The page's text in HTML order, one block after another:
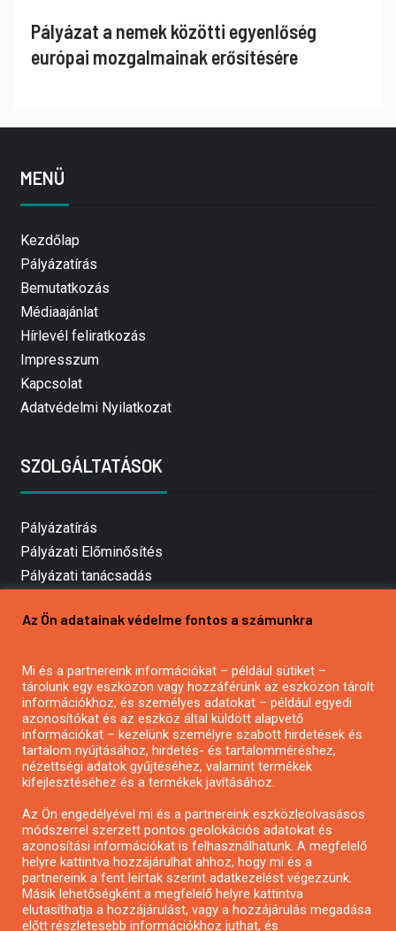
Pályázat a nemek közötti egyenlőség
európai mozgalmainak erősítésére
MENÜ
Kezdőlap
Pályázatírás
Bemutatkozás
Médiaajánlat
Hírlevél feliratkozás
Impresszum
Kapcsolat
Adatvédelmi Nyilatkozat
SZOLGÁLTATÁSOK
Pályázatírás
Pályázati Előminősítés
Pályázati tanácsadás
Mezőgazdasági pályázatírás
Pályázatírás civil szervezeteknek
Pályázatírás önkormányzatoknak
Pályázatfigyelés
Specifikus pályázatfigyelés vagy hírlevél
Pályázatok magánszemélyeknek
Pályázatok civil szervezeteknek
Pályázatok vállalkozásoknak
Az Ön adatainak védelme fontos a számunkra
Mi és a partnereink információkat – például sütiket –
tárolunk egy eszközön vagy hozzáférünk az eszközön tárolt
információkhoz, és személyes adatokat – például egyedi
azonosítókat és az eszköz által küldött alapvető
információkat – kezelünk személyre szabott hirdetések és
tartalom nyújtásához, hirdetés- és tartalomméréshez,
nézettségi adatok gyűjtéséhez, valamint termékek
kifejlesztéséhez és a termékek javításához.
Az Ön engedélyével mi és a partnereink eszközleolvasásos
módszerrel szerzett pontos geolokációs adatokat és
azonosítási információkat is felhasználhatunk. A megfelelő
helyre kattintva hozzájárulhat ahhoz, hogy mi és a
partnereink a fent leírtak szerint adatkezelést végezzünk.
Másik lehetőségként a megfelelő helyre kattintva
elutasíthatja a hozzájárulást, vagy a hozzájárulás megadása
előtt részletesebb információkhoz juthat, és